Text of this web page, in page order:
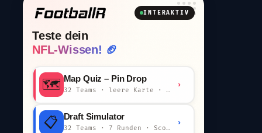
INTERAKTIV
Teste dein
NFL-Wissen! 🏈
🗺️ Map Quiz – Pin Drop
32 Teams · leere Karte · km-Wertung
›
📋 Draft Simulator
32 Teams · 7 Runden · Scout-Kommentar
›